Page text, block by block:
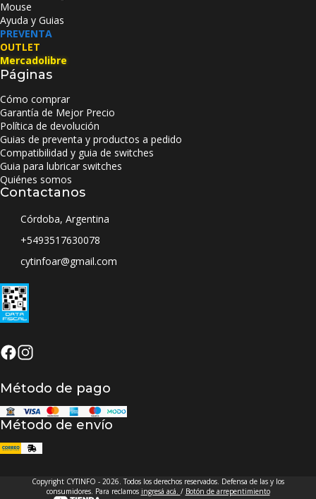
Mouse
Ayuda y Guias
PREVENTA
OUTLET
Mercadolibre
Páginas
Cómo comprar
Garantía de Mejor Precio
Política de devolución
Guias de preventa y productos a pedido
Compatibilidad y guia de switches
Guia para lubricar switches
Quiénes somos
Contactanos
Córdoba, Argentina
+5493517630078
cytinfoar@gmail.com
Método de pago
Método de envío
Copyright CYTINFO - 2026. Todos los derechos reservados. Defensa de las y los
consumidores. Para reclamos ingresá acá. / Botón de arrepentimiento